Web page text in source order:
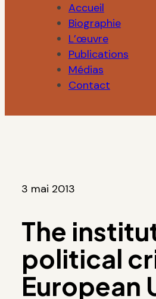
Accueil
Biographie
L’œuvre
Publications
Médias
Contact
3 mai 2013
The
political
European